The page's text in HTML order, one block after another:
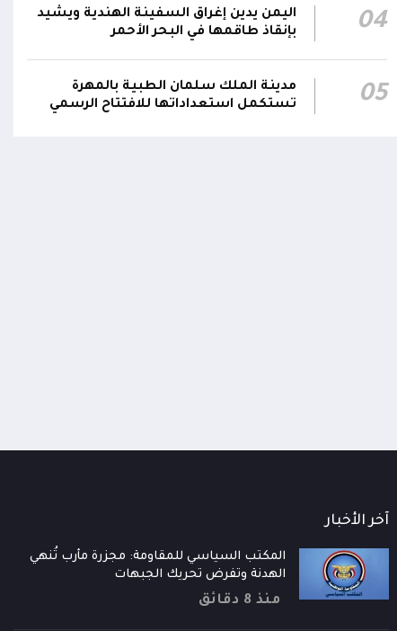
الشهيد الظاهري
العميد يحيى وحيش قائد
مقاومة وطنية إلى مثواه الأخير
الرويك بصحراء حضرموت
04
اليمن يدين إغراق السفينة الهندية ويشيد
بإنقاذ طاقمها في البحر الأحمر
05
مدينة الملك سلمان الطبية بالمهرة
تستكمل استعداداتها للافتتاح الرسمي
آخر الأخبار
المكتب السياسي للمقاومة: مجزرة مأرب تُنهي
الهدنة وتفرض تحريك الجبهات
منذ 8 دقائق